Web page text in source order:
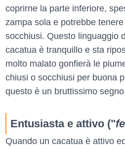
coprirne la parte inferiore,
zampa sola e potrebbe
socchiusi. Questo linguaggio
cacatua è tranquillo e sta
molto malato gonfierà le
chiusi o socchiusi per buona
questo è un bruttissimo
Entusiasta e attivo ("
Quando un cacatua è attivo